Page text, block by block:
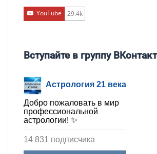
YouTube 29.4k
Вступайте в группу
Астрология 21 века
Добро пожаловать в мир
профессиональной
астрологии! ✨
14 831 подписчика